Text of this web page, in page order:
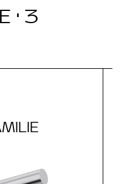
· 3